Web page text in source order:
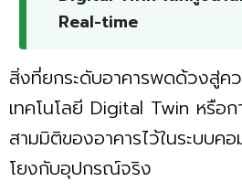
Real-time
สิ่งที่ยกระดับอาคารพดด้วงสู่ค
เทคโนโลยี Digital Twin หรือ
สามมิติของอาคารไว้ในระบบค
โยงกับอุปกรณ์จริง